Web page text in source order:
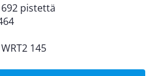
pistettä
145